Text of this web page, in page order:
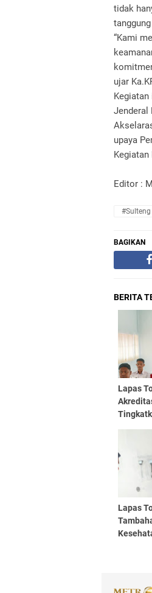
tidak
“Kami
ujar
Jenderal
upaya
Kegiatan
Editor :
#Sulteng
BAGIKAN
BERITA
Lapas
Lapas